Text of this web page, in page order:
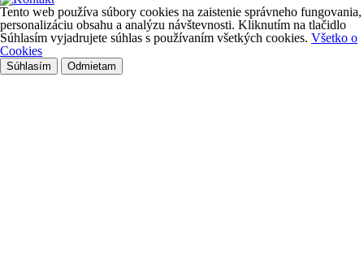
Tento web používa súbory cookies na zaistenie správneho fungovania,
personalizáciu obsahu a analýzu návštevnosti. Kliknutím na tlačidlo
Súhlasím vyjadrujete súhlas s používaním všetkých cookies. Všetko o
Cookies
Súhlasím Odmietam